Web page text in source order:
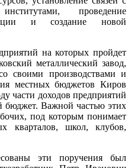
институтами, проведение
и создание новой
на которых пройдет
металлический завод,
своими производствами и
местных бюджетов Киров
части доходов предприятий
бюджет. Важной частью этих
под которым понимает
кварталов, школ, клубов,
эти поручения был